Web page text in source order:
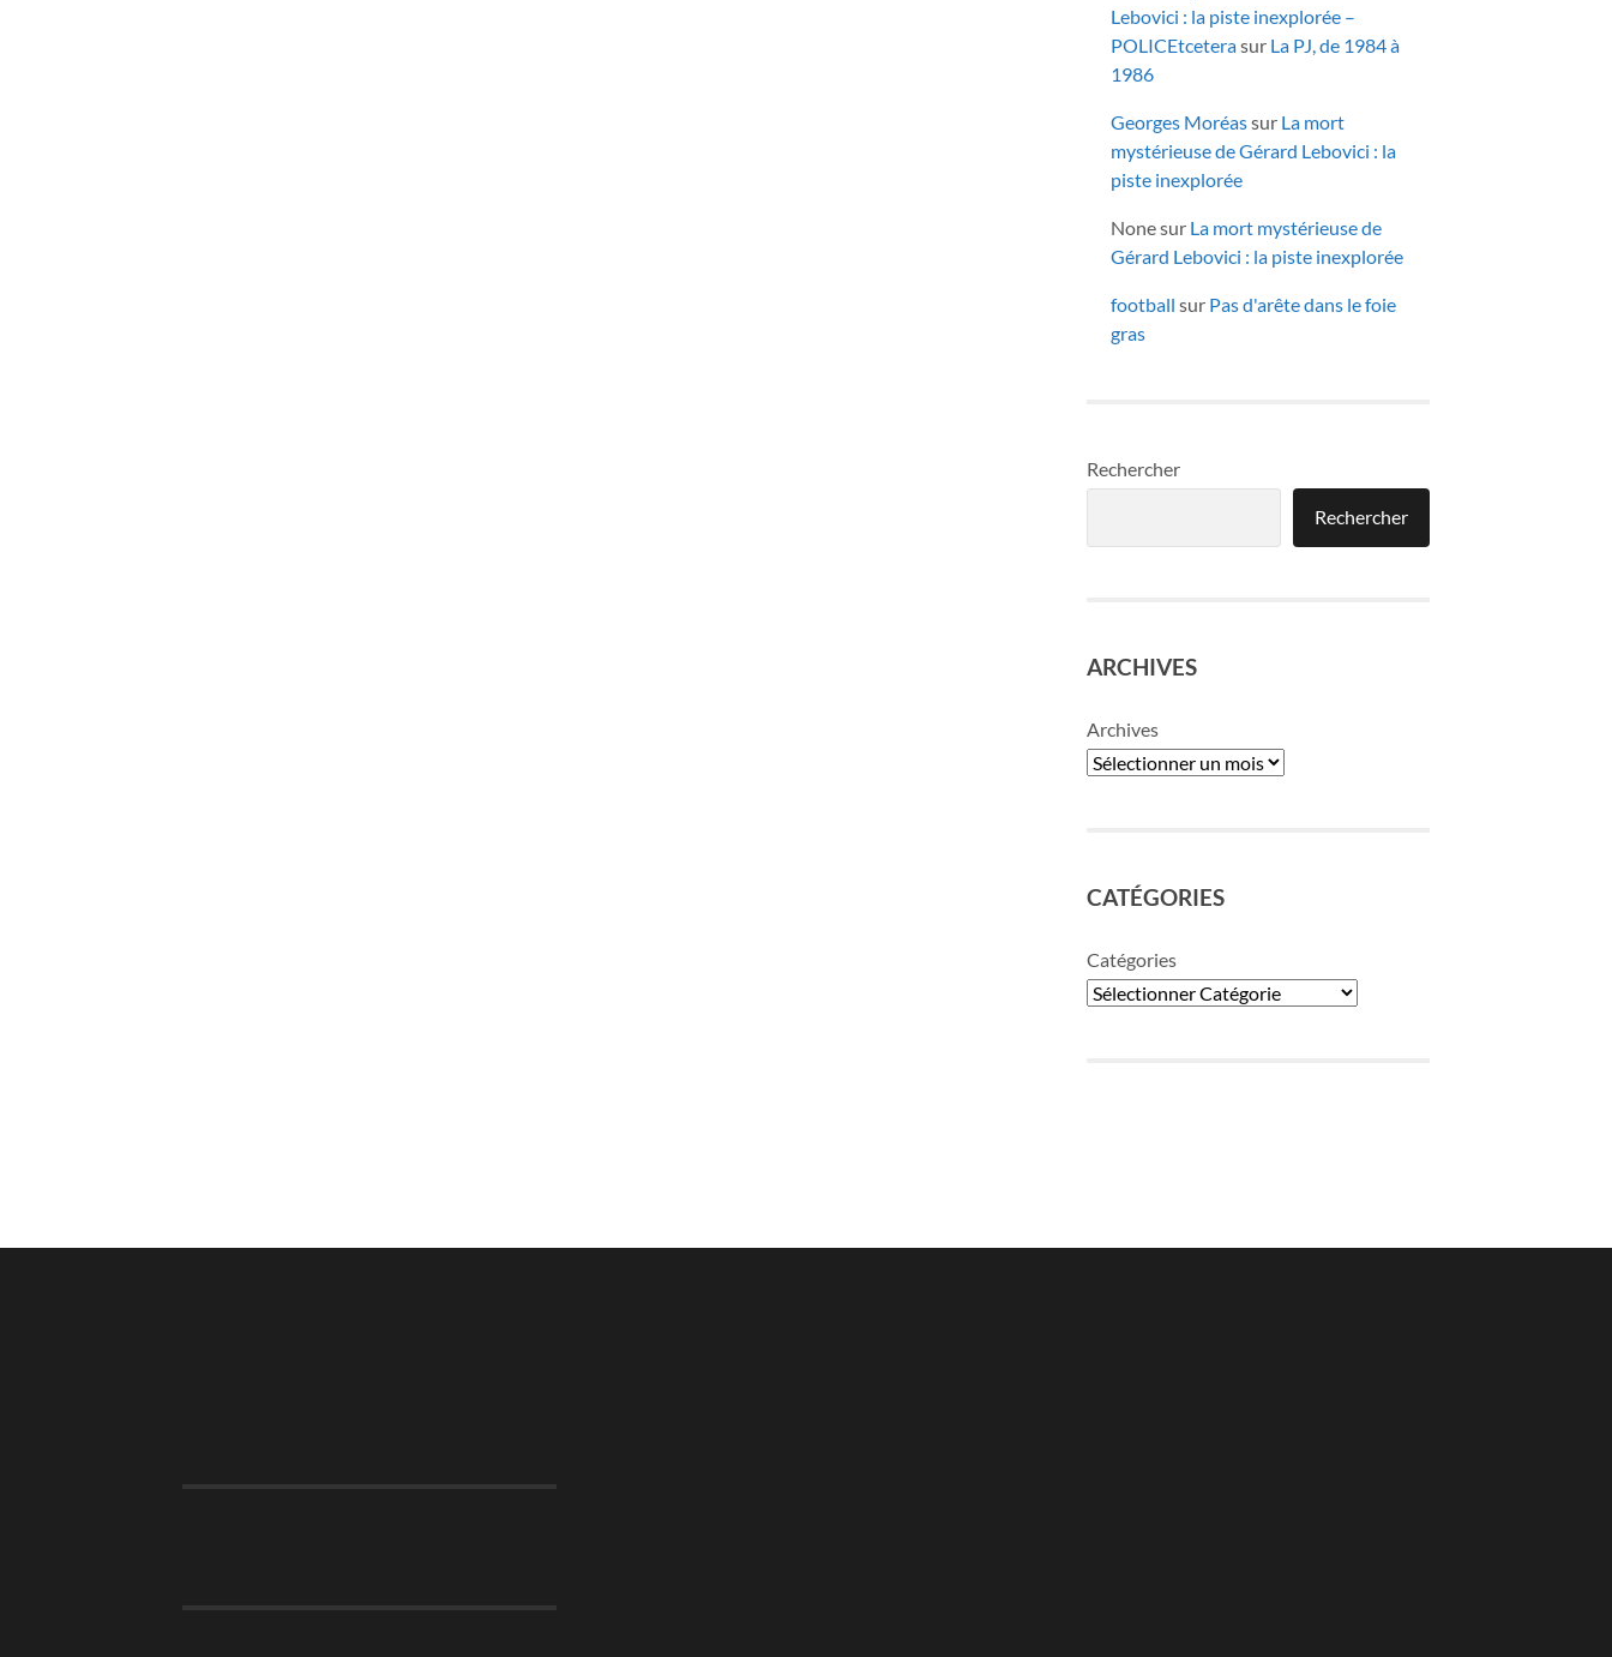
Lebovici : la piste inexplorée –
POLICEtceterasur La PJ, de 1984 à
1986
Georges Moréassur La mort
mystérieuse de Gérard Lebovici : la
piste inexplorée
Nonesur La mort mystérieuse de
Gérard Lebovici : la piste inexplorée
football sur Pas d'arête dans le foie
gras
Rechercher
Rechercher
ARCHIVES
Archives
CATÉGORIES
Catégories